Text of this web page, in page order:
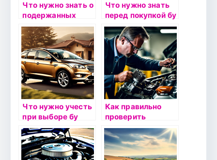
Что нужно знать о
подержанных
автомобилях с
автоматической
коробкой передач
Что нужно знать
перед покупкой бу
автомобиля:
секреты
экспертов
Что нужно учесть
при выборе бу
авто для семьи:
безопасность и
комфорт
Как правильно
проверить
техническое
состояние
подержанного
автомобиля